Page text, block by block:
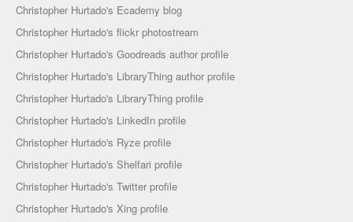
Christopher Hurtado's Ecademy blog
Christopher Hurtado's flickr photostream
Christopher Hurtado's Goodreads author profile
Christopher Hurtado's LibraryThing author profile
Christopher Hurtado's LibraryThing profile
Christopher Hurtado's LinkedIn profile
Christopher Hurtado's Ryze profile
Christopher Hurtado's Shelfari profile
Christopher Hurtado's Twitter profile
Christopher Hurtado's Xing profile